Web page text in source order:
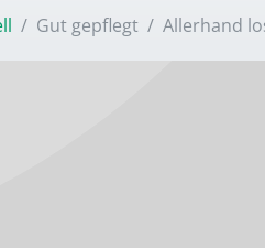
Gut gepflegt Allerhand